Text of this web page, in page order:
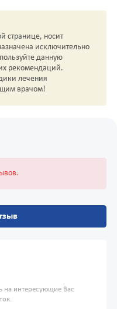
странице, носит
исключительно
данную
рекомендаций.
лечения
врачом!
на интересующие Вас